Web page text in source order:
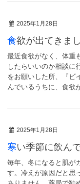
2025年1月28日
食欲が出てき
最近食欲がなく、体重
したらいいのか相談に
をお願いした所、『ビ
んでいるうちに、食欲
2025年1月28日
寒い季節に飲
毎年、冬になると肌が
す。冷えが原因だと思